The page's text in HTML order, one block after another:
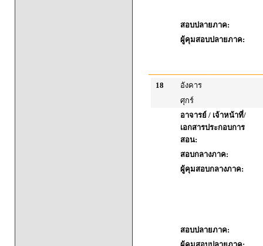
สอบปลายภาค:
ผู้คุมสอบปลายภาค:
18
อังคาร
ศุกร์
อาจารย์ / เจ้าหน้าที่/
เอกสารประกอบการ
สอน:
สอบกลางภาค:
ผู้คุมสอบกลางภาค:
สอบปลายภาค: